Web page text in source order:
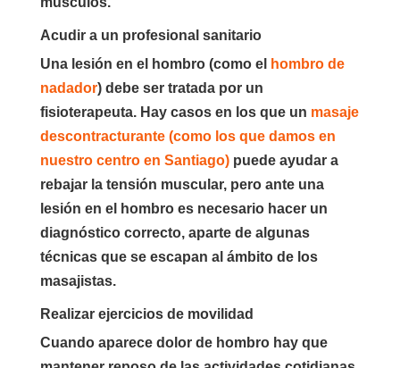
Acudir a un profesional sanitario
Una lesión en el hombro (como el
hombro de
nadador) debe ser tratada por un
fisioterapeuta. Hay casos en los que un masaje
descontracturante (como los que damos en
nuestro centro en Santiago)puede ayudar a
rebajar la tensión muscular, pero ante una
lesión en el hombro es necesario hacer un
diagnóstico correcto, aparte de algunas
técnicas que se escapan al ámbito de los
masajistas.
Realizar ejercicios de movilidad
Cuando aparece dolor de hombro hay que